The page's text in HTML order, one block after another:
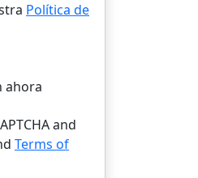
Política de
ahora
and
Terms of